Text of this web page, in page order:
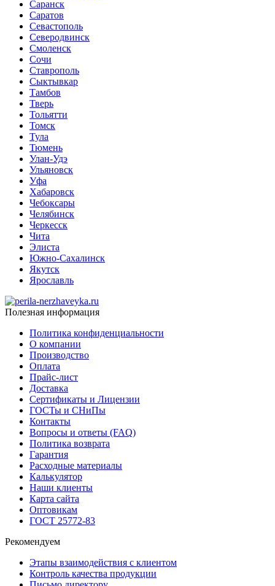
Саранск
Саратов
Севастополь
Северодвинск
Смоленск
Сочи
Ставрополь
Сыктывкар
Тамбов
Тверь
Тольятти
Томск
Тула
Тюмень
Улан-Удэ
Ульяновск
Уфа
Хабаровск
Чебоксары
Челябинск
Черкесск
Чита
Элиста
Южно-Сахалинск
Якутск
Ярославль
Полезная информация
Политика конфиденциальности
О компании
Производство
Оплата
Прайс-лист
Доставка
Сертификаты и Лицензии
ГОСТы и СНиПы
Контакты
Вопросы и ответы (FAQ)
Политика возврата
Гарантия
Расходные материалы
Калькулятор
Наши клиенты
Карта сайта
Оптовикам
ГОСТ 25772-83
Рекомендуем
Этапы взаимодействия с клиентом
Контроль качества продукции